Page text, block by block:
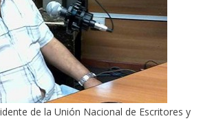
de la Unión Nacional de Escritores y